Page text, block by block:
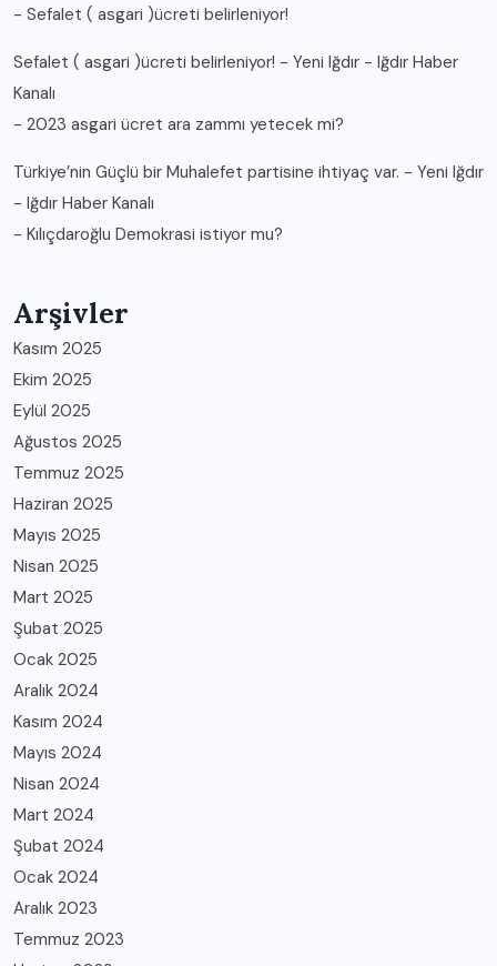
- Sefalet ( asgari )ücreti belirleniyor!
Sefalet ( asgari )ücreti belirleniyor! - Yeni Iğdır - Iğdır Haber
Kanalı
- 2023 asgari ücret ara zammı yetecek mi?
Türkiye’nin Güçlü bir Muhalefet partisine ihtiyaç var. - Yeni Iğdır
- Iğdır Haber Kanalı
- Kılıçdaroğlu Demokrasi istiyor mu?
Arşivler
Kasım 2025
Ekim 2025
Eylül 2025
Ağustos 2025
Temmuz 2025
Haziran 2025
Mayıs 2025
Nisan 2025
Mart 2025
Şubat 2025
Ocak 2025
Aralık 2024
Kasım 2024
Mayıs 2024
Nisan 2024
Mart 2024
Şubat 2024
Ocak 2024
Aralık 2023
Temmuz 2023